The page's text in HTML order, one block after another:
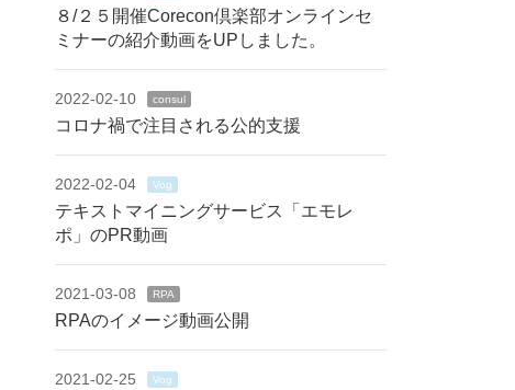
８/２５開催Corecon倶楽部オンラインセ
ミナーの紹介動画をUPしました。
2022-02-10 consul
コロナ禍で注目される公的支援
2022-02-04 Vog
テキストマイニングサービス「エモレ
ポ」のPR動画
2021-03-08 RPA
RPAのイメージ動画公開
2021-02-25 Vog